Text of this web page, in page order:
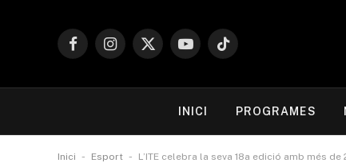
FacebookInstagram
X
YouTubeTikTok
INICI PROGRAMES
Inici - Esport - L’ITE celebra la seva 18a edició amb més